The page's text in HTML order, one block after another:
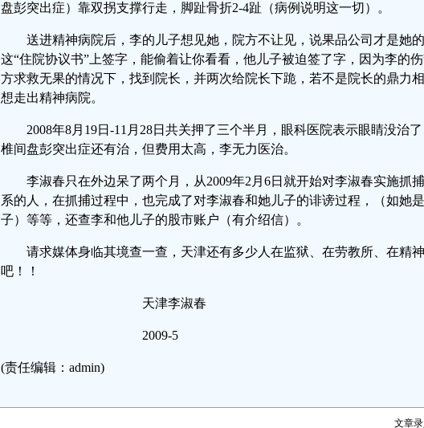
盘彭突出症）靠双拐支撑行走，脚趾骨折2-4趾（病例说明这一切）。
送进精神病院后，李的儿子想见她，院方不让见，说果品公司才是她
这“住院协议书”上签字，能偷着让你看看，他儿子被迫签了字，因为李的
方求救无果的情况下，找到院长，并两次给院长下跪，若不是院长的鼎力
想走出精神病院。
2008年8月19日-11月28日共关押了三个半月，眼科医院表示眼睛没治
椎间盘彭突出症还有治，但费用太高，李无力医治。
李淑春只在外边呆了两个月，从2009年2月6日就开始对李淑春实施抓
系的人，在抓捕过程中，也完成了对李淑春和她儿子的诽谤过程，（如她
子）等等，还查李和他儿子的股市账户（有介绍信）。
请求媒体身临其境查一查，天津还有多少人在监狱、在劳教所、在精
吧！！
天津李淑春
2009-5
(责任编辑：admin)
文章